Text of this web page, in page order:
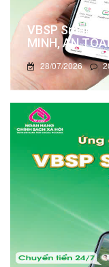
VBSP Smart
MINH, AN
28/07/2026